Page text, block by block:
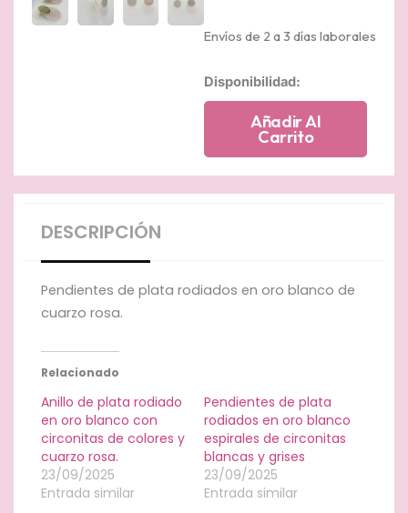
Envíos de 2 a 3 días laborales
Disponibilidad:
Pendientes
chapados
en
cantidad
Añadir Al
Carrito
DESCRIPCIÓN
Pendientes de plata rodiados en oro blanco de
cuarzo rosa.
Relacionado
Anillo de plata rodiado
en oro blanco con
circonitas de colores y
cuarzo rosa.
23/09/2025
Entrada similar
Pendientes de plata
rodiados en oro blanco
espirales de circonitas
blancas y grises
23/09/2025
Entrada similar